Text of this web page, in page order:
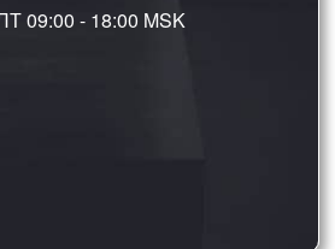
09:00 - 18:00 MSK